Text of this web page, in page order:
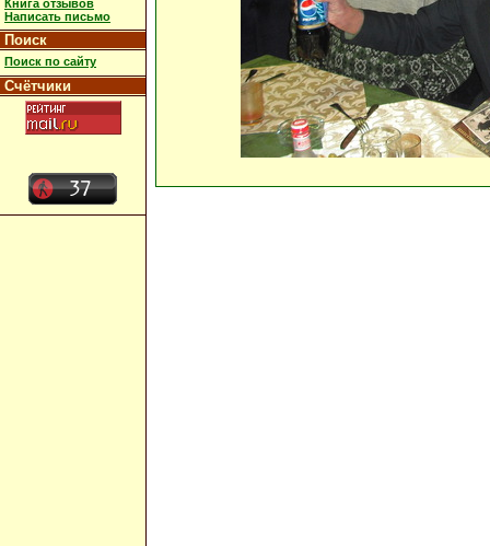
Книга отзывов
Написать письмо
Поиск
Поиск по сайту
Счётчики